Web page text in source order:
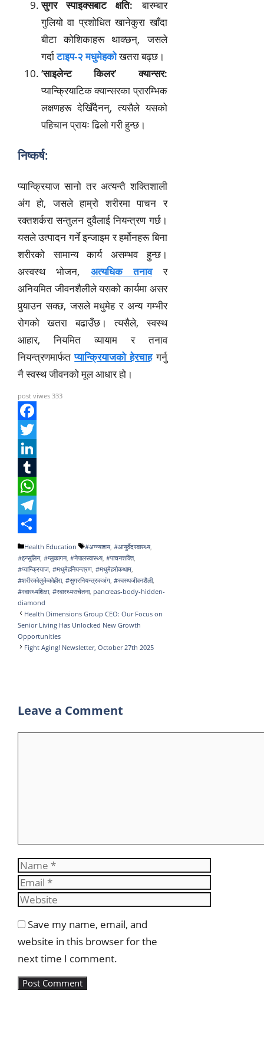
सुगर स्पाइक्सबाट क्षति: बारम्बार
गुलियो वा प्रशोधित खानेकुरा खाँदा
बीटा कोशिकाहरू थाक्छन्, जसले
गर्दाटाइप-२ मधुमेहकोखतरा बढ्छ।
‘साइलेन्ट किलर’ क्यान्सर:
प्यान्क्रियाटिक क्यान्सरका प्रारम्भिक
लक्षणहरू देखिँदैनन्, त्यसैले यसको
पहिचान प्रायः ढिलो गरी हुन्छ।
निष्कर्ष:
प्यान्क्रियाज सानो तर अत्यन्तै शक्तिशाली
अंग हो, जसले हाम्रो शरीरमा पाचन र
रक्तशर्करा सन्तुलन दुवैलाई नियन्त्रण गर्छ।
यसले उत्पादन गर्ने इन्जाइम र हर्मोनहरू बिना
शरीरको सामान्य कार्य असम्भव हुन्छ।
अस्वस्थ भोजन, अत्यधिक तनाव
र
अनियमित जीवनशैलीले यसको कार्यमा असर
पुर्‍याउन सक्छ, जसले मधुमेह र अन्य गम्भीर
रोगको खतरा बढाउँछ। त्यसैले, स्वस्थ
आहार, नियमित व्यायाम र तनाव
नियन्त्रणमार्फतप्यान्क्रियाजको हेरचाह गर्नु
नै स्वस्थ जीवनको मूल आधार हो।
post viwes 333
F
a
e
b
o
o
k
T
w
t
e
r
n
k
e
d
I
n
T
u
m
b
l
r
W
h
a
t
s
A
p
p
T
e
l
e
g
r
a
S
h
a
r
e
Categories
Health Education Tags
#अग्न्याशय,#आयुर्वेदस्वास्थ्य,
#इन्सुलिन, #ग्लुकागन, #नेपालस्वास्थ्य, #पाचनशक्ति,
#प्यान्क्रियाज #मधुमेहनियन्त्रण #मधुमेहरोकथाम
#शरीरकोलुकेकोहीरा, #सुगरनियन्त्रकअंग #स्वस्थजीवनशैली,
#स्वास्थ्यशिक्षा, #स्वास्थ्यसचेतना, pancreas-body-hidden-
diamond
Health Dimensions Group CEO: Our Focus on
Senior Living Has Unlocked New Growth
Opportunities
Fight Aging! Newsletter, October 27th 2025
Leave a Comment
Name
Email
Website
Save my name, email, and
website in this browser for the
next time I comment.